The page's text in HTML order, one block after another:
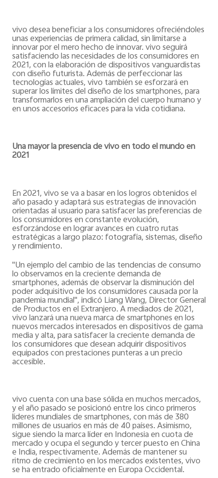
vivo desea beneficiar a los consumidores ofreciéndoles
unas experiencias de primera calidad, sin limitarse a
innovar por el mero hecho de innovar. vivo seguirá
satisfaciendo las necesidades de los consumidores en
2021, con la elaboración de dispositivos vanguardistas
con diseño futurista. Además de perfeccionar las
tecnologías actuales, vivo también se esforzará en
superar los límites del diseño de los smartphones, para
transformarlos en una ampliación del cuerpo humano y
en unos accesorios eficaces para la vida cotidiana.
Una mayor la presencia de vivo en todo el mundo en
2021
En 2021, vivo se va a basar en los logros obtenidos el
año pasado y adaptará sus estrategias de innovación
orientadas al usuario para satisfacer las preferencias de
los consumidores en constante evolución,
esforzándose en lograr avances en cuatro rutas
estratégicas a largo plazo: fotografía, sistemas, diseño
y rendimiento.
"Un ejemplo del cambio de las tendencias de consumo
lo observamos en la creciente demanda de
smartphones, además de observar la disminución del
poder adquisitivo de los consumidores causada por la
pandemia mundial", indicó Liang Wang, Director General
de Productos en el Extranjero. A mediados de 2021,
vivo lanzará una nueva marca de smartphones en los
nuevos mercados interesados en dispositivos de gama
media y alta, para satisfacer la creciente demanda de
los consumidores que desean adquirir dispositivos
equipados con prestaciones punteras a un precio
accesible.
vivo cuenta con una base sólida en muchos mercados,
y el año pasado se posicionó entre los cinco primeros
líderes mundiales de smartphones, con más de 380
millones de usuarios en más de 40 países. Asimismo,
sigue siendo la marca líder en Indonesia en cuota de
mercado y ocupa el segundo y tercer puesto en China
e India, respectivamente. Además de mantener su
ritmo de crecimiento en los mercados existentes, vivo
se ha entrado oficialmente en Europa Occidental.